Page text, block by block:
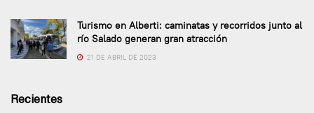
Turismo en Alberti: caminatas y recorridos junto al
río Salado generan gran atracción
21 DE ABRIL DE 2023
Recientes